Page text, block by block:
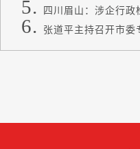
四川眉山：涉企行政
张道平主持召开市